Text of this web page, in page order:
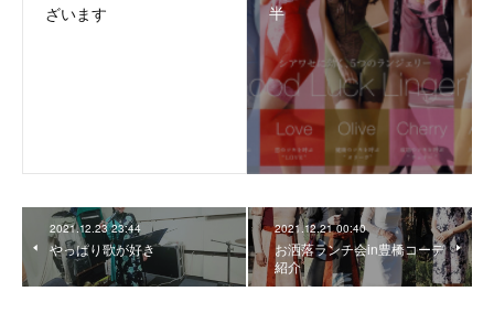
ざいます
半
2021.12.23 23:44
やっぱり歌が好き
2021.12.21 00:40
お洒落ランチ会in豊橋コーデ
紹介